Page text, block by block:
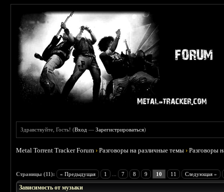
Здравствуйте, Гость! (Вход —Зарегистрироваться)
Metal Torrent Tracker Forum ›Разговоры на различные темы ›Разговоры
Страницы (11): « Предыдущая 1 7 8 9 10 11 Следующая »
Зависимость от музыки